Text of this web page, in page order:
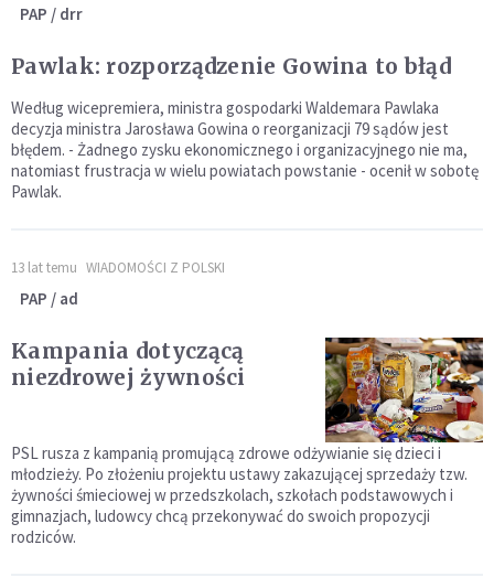
PAP / drr
Pawlak: rozporządzenie Gowina to błąd
Według wicepremiera, ministra gospodarki Waldemara Pawlaka
decyzja ministra Jarosława Gowina o reorganizacji 79 sądów jest
błędem. - Żadnego zysku ekonomicznego i organizacyjnego nie ma,
natomiast frustracja w wielu powiatach powstanie - ocenił w sobotę
Pawlak.
13 lat temu WIADOMOŚCI Z POLSKI
PAP / ad
Kampania dotyczącą
niezdrowej żywności
PSL rusza z kampanią promującą zdrowe odżywianie się dzieci i
młodzieży. Po złożeniu projektu ustawy zakazującej sprzedaży tzw.
żywności śmieciowej w przedszkolach, szkołach podstawowych i
gimnazjach, ludowcy chcą przekonywać do swoich propozycji
rodziców.